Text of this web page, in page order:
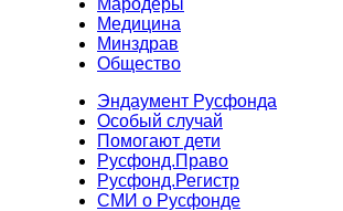
Мародеры
Медицина
Минздрав
Общество
Эндаумент Русфонда
Особый случай
Помогают дети
Русфонд.Право
Русфонд.Регистр
СМИ о Русфонде